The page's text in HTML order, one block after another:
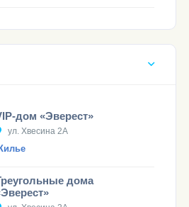
дом «Эверест»
ул. Хвесина 2А
дома